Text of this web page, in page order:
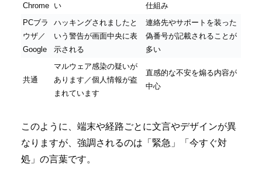
Chrome い
仕組み
PCブラ
ウザ／
Google
ハッキングされましたと
いう警告が画面中央に表
示される
連絡先やサポートを装った
偽番号が記載されることが
多い
共通
マルウェア感染の疑いが
あります／個人情報が盗
まれています
直感的な不安を煽る内容が
中心
このように、端末や経路ごとに文言やデザインが異
なりますが、強調されるのは「緊急」「今すぐ対
処」の言葉です。